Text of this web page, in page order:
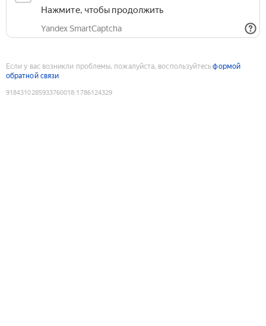
Нажмите, чтобы продолжить
Yandex SmartCaptcha
Если у вас возникли проблемы, пожалуйста, воспользуйтесьформой
обратной связи
9184310285933760018:1786124329